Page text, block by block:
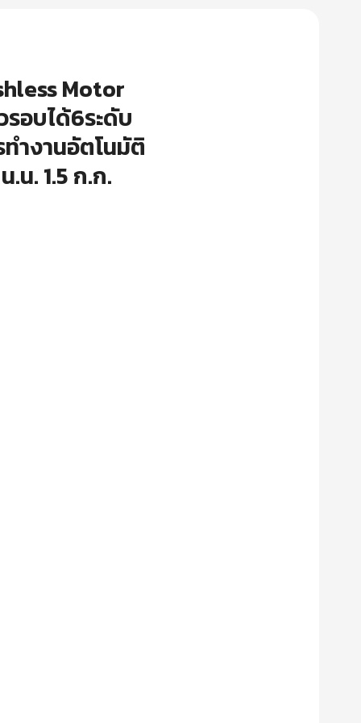
Motor
รอบได้6ระดับ
ำงานอัตโนมัติ
. 1.5 ก.ก.